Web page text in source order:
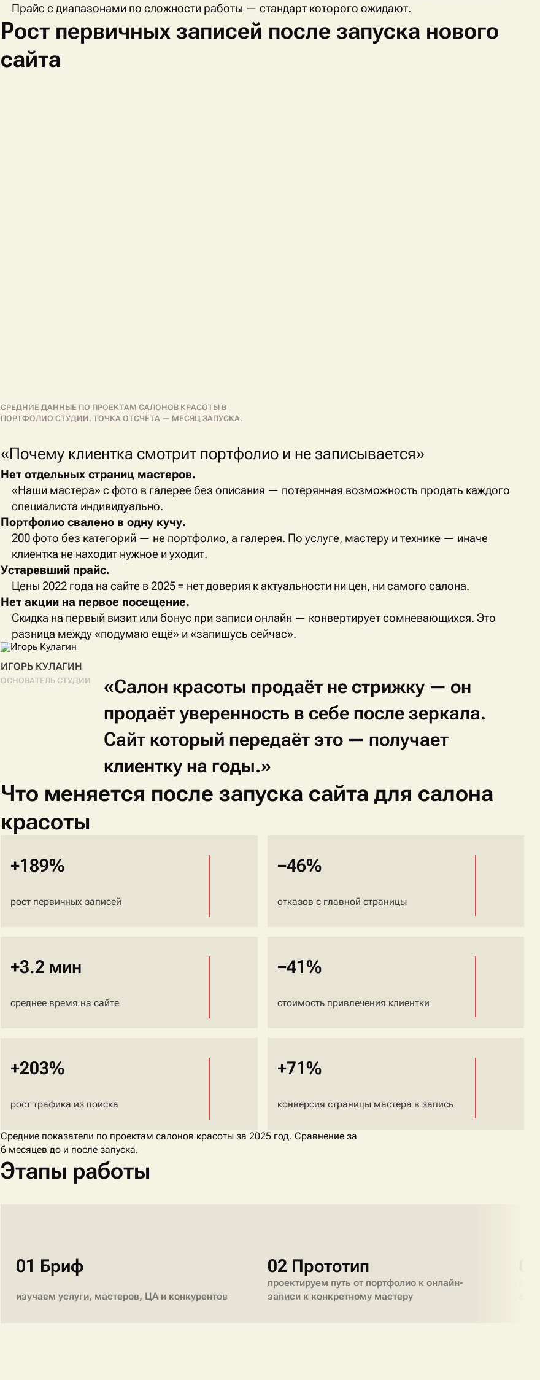
Прайс с диапазонами по сложности работы — стандарт которого ожидают.
Рост первичных записей после запуска нового
сайта
СРЕДНИЕ ДАННЫЕ ПО ПРОЕКТАМ САЛОНОВ КРАСОТЫ В
ПОРТФОЛИО СТУДИИ. ТОЧКА ОТСЧЁТА — МЕСЯЦ ЗАПУСКА.
«Почему клиентка смотрит портфолио и не записывается»
Нет отдельных страниц мастеров.
«Наши мастера» с фото в галерее без описания — потерянная возможность продать каждого
специалиста индивидуально.
Портфолио свалено в одну кучу.
200 фото без категорий — не портфолио, а галерея. По услуге, мастеру и технике — иначе
клиентка не находит нужное и уходит.
Устаревший прайс.
Цены 2022 года на сайте в 2025 = нет доверия к актуальности ни цен, ни самого салона.
Нет акции на первое посещение.
Скидка на первый визит или бонус при записи онлайн — конвертирует сомневающихся. Это
разница между «подумаю ещё» и «запишусь сейчас».
ИГОРЬ КУЛАГИН
ОСНОВАТЕЛЬ СТУДИИ «Салон красоты продаёт не стрижку — он
продаётуверенность в себе послезеркала.
Сайт который передаётэто — получает
клиентку на годы.»
Что меняется после запуска сайта для салона
красоты
+189%
рост первичных записей
−46%
отказов с главной страницы
+3.2 мин
среднее время на сайте
−41%
стоимость привлечения клиентки
+203%
рост трафика из поиска
+71%
конверсия страницы мастера в запись
Средние показатели по проектам салонов красоты за 2025 год. Сравнение за
6 месяцев до и после запуска.
Этапы работы
01 Бриф
изучаем услуги, мастеров, ЦА и конкурентов
02 Прототип
проектируем путь от портфолио к онлайн-
записи к конкретному мастеру